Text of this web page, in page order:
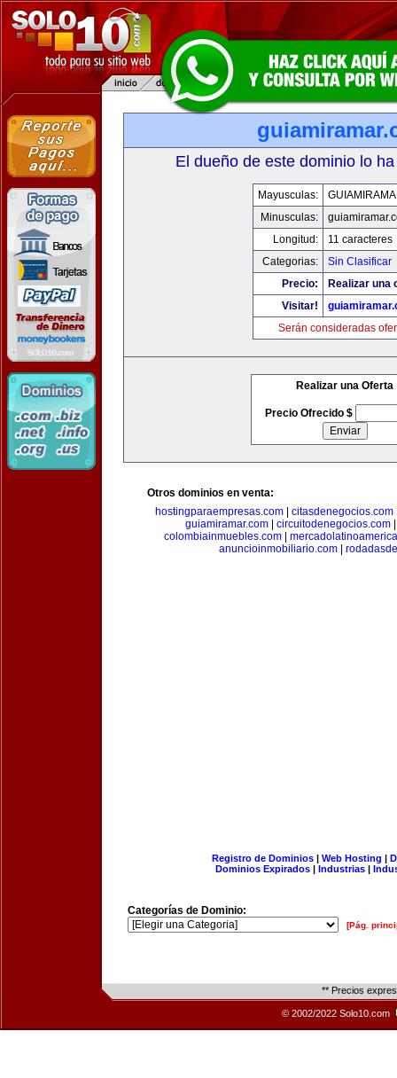
El dueño de este dominio lo
Mayusculas:
Minusculas:
Longitud:
11 caracteres
Categorias:
Sin Clasificar
Precio:
Realizar una
Visitar!
Serán consideradas
Realizar una Oferta
Precio Ofrecido $
Otros dominios en venta:
hostingparaempresas.com| citasdenegocios.com
guiamiramar.com
circuitodenegocios.com
colombiainmuebles.com
anuncioinmobiliario.com
Registro de Dominios| Web Hosting |
Dominios Expirados | Industrias |
Categorías de Dominio:
[Pág.
** Precios
© 2002/2022 Solo10.com